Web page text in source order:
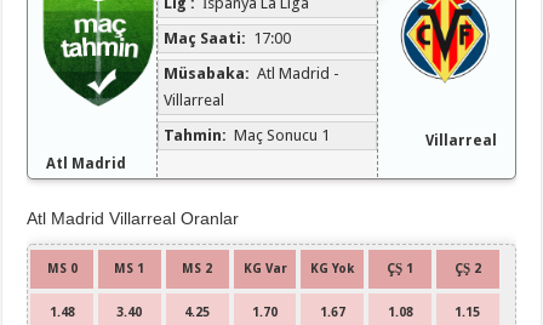
Atl Madrid
Maç Saati: 17:00
Müsabaka: Atl Madrid -
Villarreal
Tahmin: Maç Sonucu 1 Villarreal
Atl Madrid Villarreal Oranlar
MS 0 MS 1 MS 2 KG Var KG Yok ÇŞ 1 ÇŞ 2
1.48 3.40 4.25 1.70 1.67 1.08 1.15